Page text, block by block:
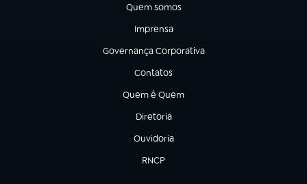
Quem somos
(abre em nova aba)
Imprensa
(abre em nova aba)
Governança Corporativa
(abre em nova aba)
Contatos
(abre em nova aba)
Quem é Quem
(abre em nova aba)
Diretoria
(abre em nova aba)
Ouvidoria
(abre em nova aba)
RNCP
(abre em nova aba)